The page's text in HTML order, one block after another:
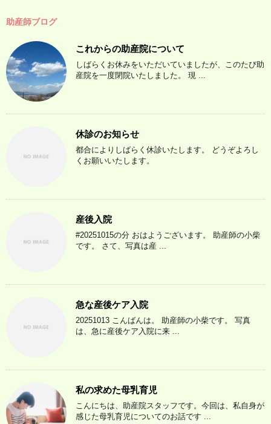
助産師ブログ
これからの助産院について
しばらくお休みをいただいていましたが、このたび助
産院を一度閉院いたしました。 現 ...
休診のお知らせ
都合によりしばらく休診いたします。 どうぞよろし
くお願いいたします。
産後入院
#20251015の分 おはようございます。 助産師の小柴
です。 さて、写真は産 ...
急な産後ケア入院
20251013 こんばんは。 助産師の小柴です。 写真
は、急に産後ケア入院に来 ...
私の求めた母乳育児
こんにちは、助産院スタッフです。今回は、私自身が
感じた母乳育児についてのお話です ...